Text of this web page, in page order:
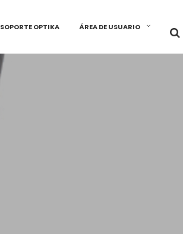
SOPORTE OPTIKA ÁREA DE USUARIO